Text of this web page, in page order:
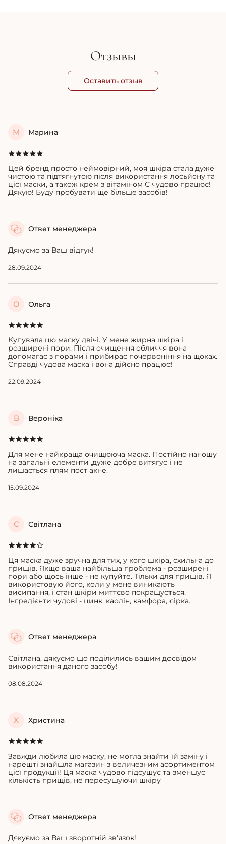
Отзывы
Оставить отзыв
М Марина
Цей бренд просто неймовірний, моя шкіра стала дуже
чистою та підтягнутою після використання лосьйону та
цієї маски, а також крем з вітаміном С чудово працює!
Дякую! Буду пробувати ще більше засобів!
Ответ менеджера
Дякуємо за Ваш відгук!
28.09.2024
О Ольга
Купувала цю маску двічі. У мене жирна шкіра і
розширені пори. Після очищення обличчя вона
допомагає з порами і прибирає почервоніння на щоках.
Справді чудова маска і вона дійсно працює!
22.09.2024
В Вероніка
Для мене найкраща очищююча маска. Постійно наношу
на запальні елементи ,дуже добре витягує і не
лишається плям пост акне.
15.09.2024
С Світлана
Ця маска дуже зручна для тих, у кого шкіра, схильна до
прищів. Якщо ваша найбільша проблема - розширені
пори або щось інше - не купуйте. Тільки для прищів. Я
використовую його, коли у мене виникають
висипання, і стан шкіри миттєво покращується.
Інгредієнти чудові - цинк, каолін, камфора, сірка.
Ответ менеджера
Світлана, дякуємо що поділились вашим досвідом
використання даного засобу!
08.08.2024
Х Христина
Завжди любила цю маску, не могла знайти їй заміну і
нарешті знайшла магазин з величезним асортиментом
цієї продукції! Ця маска чудово підсушує та зменшує
кількість прищів, не пересушуючи шкіру
Ответ менеджера
Дякуємо за Ваш зворотній зв'язок!